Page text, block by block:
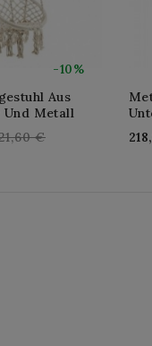
-10%
Aus
Und Metall
€